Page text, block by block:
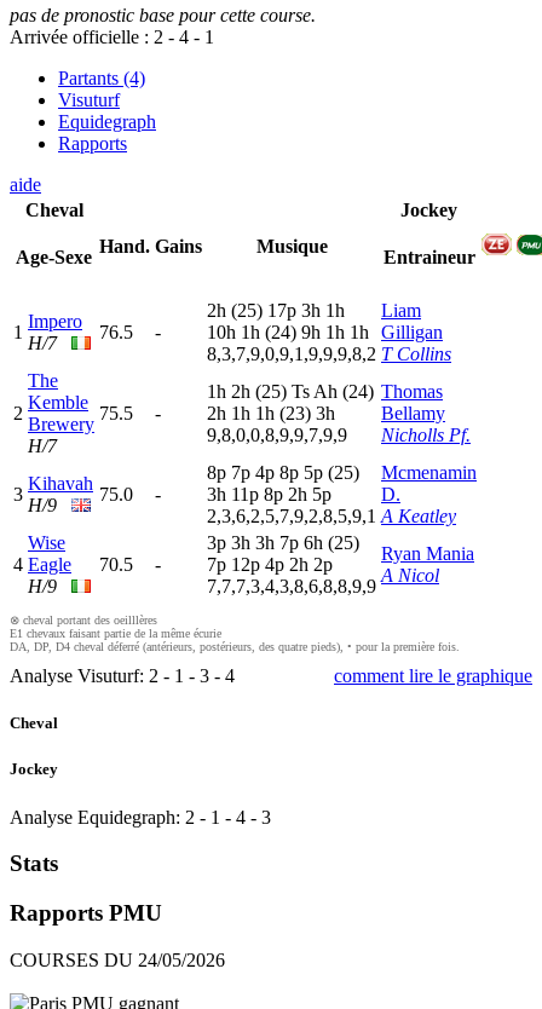
pas de pronostic base pour cette course.
Arrivée officielle : 2 - 4 - 1
Partants (4)
Visuturf
Equidegraph
Rapports
aide
Cheval
Age-Sexe
Hand. Gains Musique
Jockey
Entraineur
1
Impero
H/7
76.5 -
2h (25) 17p 3h 1h
10h 1h (24) 9h 1h 1h
8,3,7,9,0,9,1,9,9,9,8,2
Liam
Gilligan
T Collins
2
The
Kemble
Brewery
H/7
75.5 -
1h 2h (25) Ts Ah (24)
2h 1h 1h (23) 3h
9,8,0,0,8,9,9,7,9,9
Thomas
Bellamy
Nicholls Pf.
3
Kihavah
H/9
75.0 -
8p 7p 4p 8p 5p (25)
3h 11p 8p 2h 5p
2,3,6,2,5,7,9,2,8,5,9,1
Mcmenamin
D.
A Keatley
4
Wise
Eagle
H/9
70.5 -
3p 3h 3h 7p 6h (25)
7p 12p 4p 2h 2p
7,7,7,3,4,3,8,6,8,8,9,9
Ryan Mania
A Nicol
⊗ cheval portant des oeilllères
E1 chevaux faisant partie de la même écurie
DA, DP, D4 cheval déferré (antérieurs, postérieurs, des quatre pieds), • pour la première fois.
Analyse Visuturf: 2 - 1 - 3 - 4 comment lire le graphique
Cheval
Jockey
Analyse Equidegraph: 2 - 1 - 4 - 3
Stats
Rapports PMU
COURSES DU 24/05/2026